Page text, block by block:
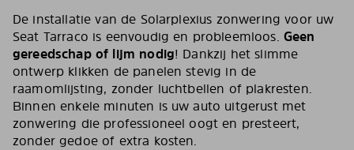
De installatie van de Solarplexius zonwering voor uw
Seat Tarraco is eenvoudig en probleemloos. Geen
gereedschap of lijm nodig! Dankzij het slimme
ontwerp klikken de panelen stevig in de
raamomlijsting, zonder luchtbellen of plakresten.
Binnen enkele minuten is uw auto uitgerust met
zonwering die professioneel oogt en presteert,
zonder gedoe of extra kosten.